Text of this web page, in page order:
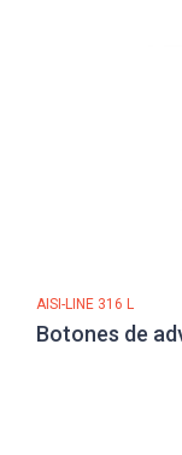
AISI-LINE 316 L
Botones de